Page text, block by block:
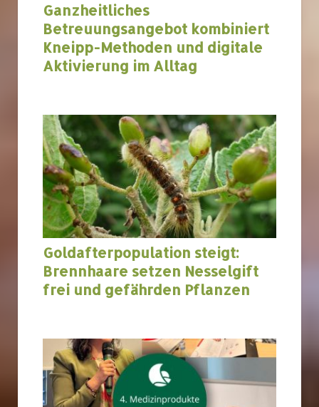
Ganzheitliches
Betreuungsangebot kombiniert
Kneipp-Methoden und digitale
Aktivierung im Alltag
Goldafterpopulation steigt:
Brennhaare setzen Nesselgift
frei und gefährden Pflanzen